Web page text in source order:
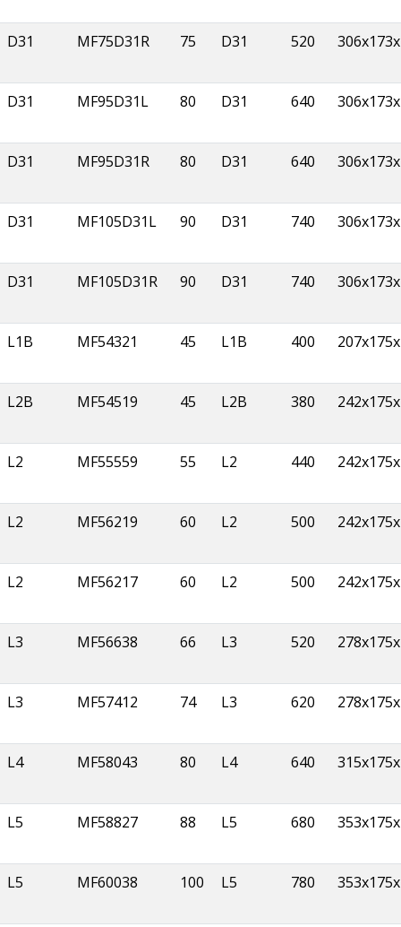
D31 MF75D31R 75 D31 520
D31 MF95D31L 80 D31 640
D31 MF95D31R 80 D31 640
D31 MF105D31L 90 D31 740
D31 MF105D31R 90 D31 740
L1B MF54321 45 L1B 400
L2B MF54519 45 L2B 380
L2 MF55559 55 L2 440
L2 MF56219 60 L2 500
L2 MF56217 60 L2 500
L3 MF56638 66 L3 520
L3 MF57412 74 L3 620
L4 MF58043 80 L4 640
L5 MF58827 88 L5 680
L5 MF60038 100 L5 780